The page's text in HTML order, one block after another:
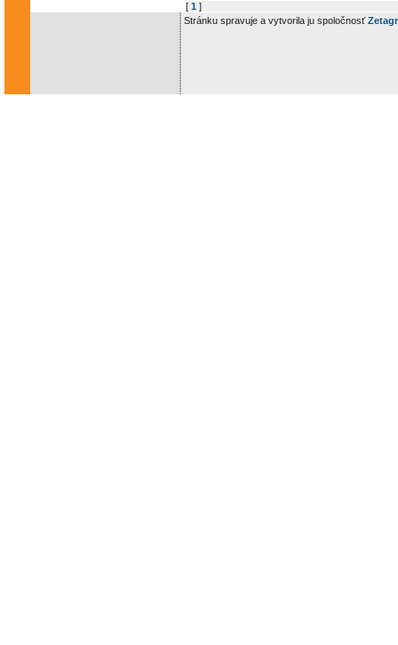
[ 1 ]
Stránku spravuje a vytvorila ju spoločnosť